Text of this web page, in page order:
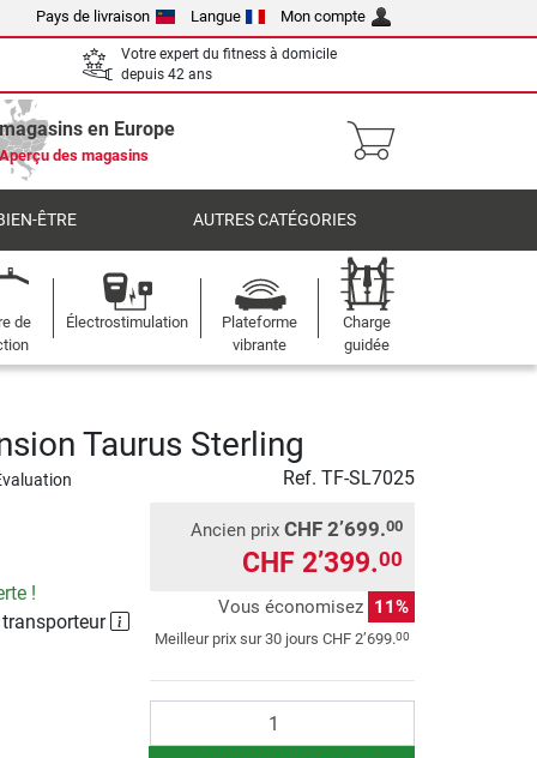
Pays de livraison Langue Mon compte
Votre expert du fitness à domicile
depuis 42 ans
en Europe
Aperçu des magasins
ÊTRE AUTRES CATÉGORIES
de
Électrostimulation
Plateforme
vibrante
Charge
guidée
Taurus Sterling
Ref. TF-SL7025
!
Ancien prix CHF 2’699.00
CHF 2’399.00
Vous économisez 11%
Meilleur prix sur 30 jours CHF 2’699.00